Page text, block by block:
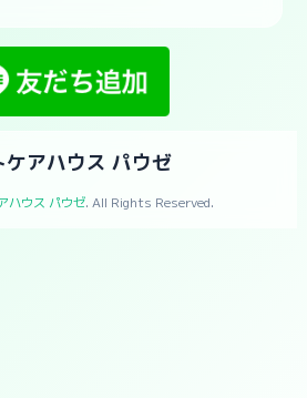
ケアハウス パウゼ
ハウス パウゼ. All Rights Reserved.